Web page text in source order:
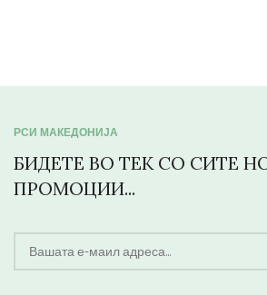
РСИ МАКЕДОНИЈА
БИДЕТЕ ВО ТЕК СО СИТЕ
ПРОМОЦИИ...